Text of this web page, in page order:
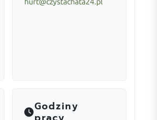
hurt@czystachata24.pl
Godziny